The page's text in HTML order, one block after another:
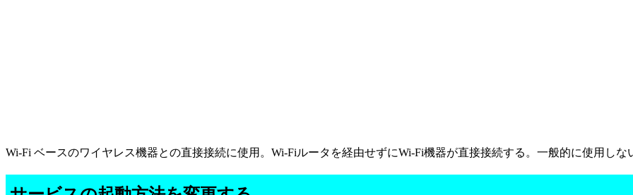
Wi-Fi ベースのワイヤレス機器との直接接続に使用。Wi-Fiルータを経由せずにWi-Fi機器が直接接続する。一般的に使用しな